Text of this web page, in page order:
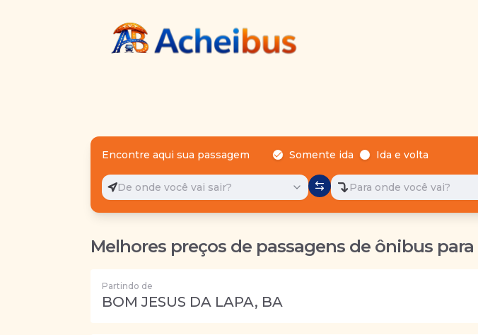
Encontre aqui sua passagem Somente ida Ida e volta
De onde você vai sair? Para onde você vai?
Melhores preços de passagens de ônibus para
Partindo de
BOM JESUS DA LAPA, BA